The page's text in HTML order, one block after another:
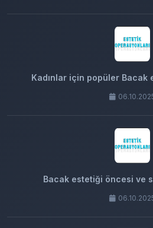
Kadınlar için popüler Bacak
Bacak estetiği öncesi ve